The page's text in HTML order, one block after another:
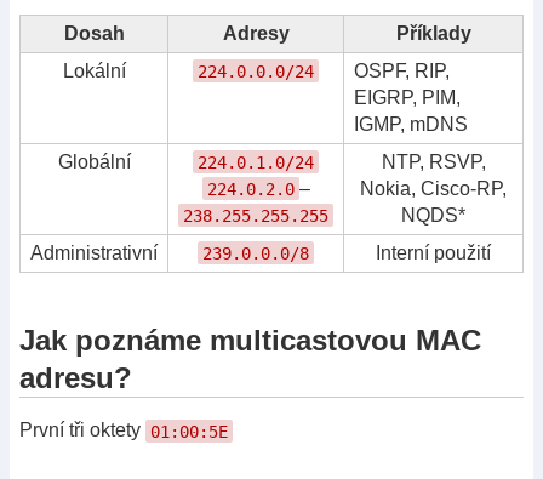
Dosah Adresy
Příklady
Lokální
224.0.0.0/24
OSPF, RIP,
EIGRP, PIM,
IGMP, mDNS
Globální
224.0.1.0/24
224.0.2.0 –
238.255.255.255
NTP, RSVP,
Nokia, Cisco-RP,
NQDS*
Administrativní
239.0.0.0/8 Interní použití
Jak poznáme multicastovou MAC
adresu?
První tři oktety 01:00:5E